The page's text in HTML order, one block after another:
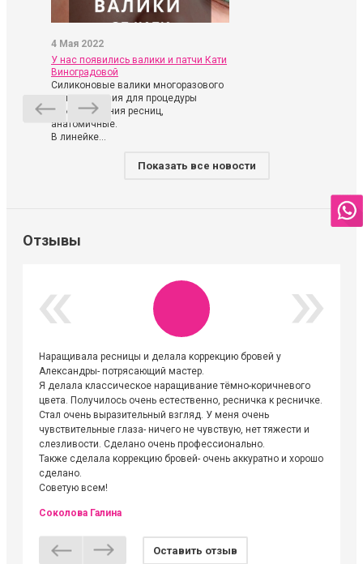
4 Мая 2022
У нас появились валики и патчи Кати
Виноградовой
Силиконовые валики многоразового
использования для процедуры
ламинирования ресниц,
анатомичные.
В линейке...
Показать все новости
Отзывы
Наращивала ресницы и делала коррекцию бровей у
Александры- потрясающий мастер.
Я делала классическое наращивание тёмно-коричневого
цвета. Получилось очень естественно, ресничка к ресничке.
Стал очень выразительный взгляд. У меня очень
чувствительные глаза- ничего не чувствую, нет тяжести и
слезливости. Сделано очень профессионально.
Также сделала коррекцию бровей- очень аккуратно и хорошо
сделано.
Советую всем!
Соколова Галина
Оставить отзыв